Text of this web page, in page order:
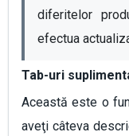
diferitelor
efectua
Tab-uri
Această este o
aveţi câteva